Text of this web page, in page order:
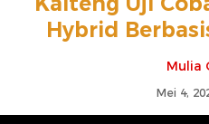
Hybrid
Mulia
Mei 4,